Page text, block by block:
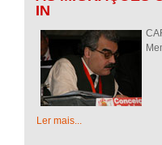
IN
Ler mais...